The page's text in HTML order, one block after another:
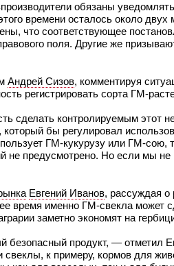
обязаны уведомлять
времени осталось около
что соответствующее
поля. Другие же
Андрей Сизов, комментируя
регистрировать сорта ГМ-
сделать контролируемым
который бы регулировал
ГМ-кукурузу или ГМ-сою,
не предусмотрено. Но если мы
Евгений Иванов, рассуждая о
время именно ГМ-свекла может
заметно экономят на
продукт, — отметил
свеклы, к примеру, кормов для